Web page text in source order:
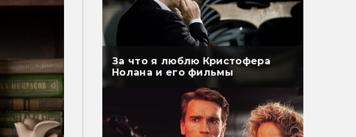
За что я люблю Кристофера
Нолана и его фильмы